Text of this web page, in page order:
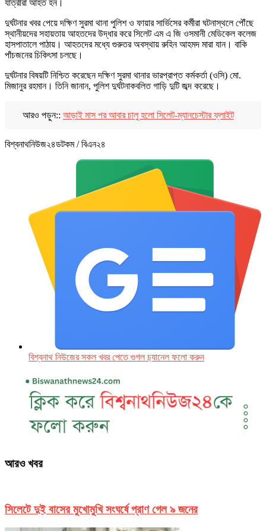
যাত্রীরা আহত হন।
দুর্ঘটনার খবর পেয়ে দক্ষিণ সুরমা থানা পুলিশ ও ফায়ার সার্ভিসের কর্মীরা ঘটনাস্থলে পৌঁছে
স্থানীয়দের সহায়তায় আহতদের উদ্ধার করে সিলেট এম এ জি ওসমানী মেডিকেল কলেজ
হাসপাতালে পাঠায়। আহতদের মধ্যে গুরুতর অবস্থায় রুহিন আহমদ মারা যান। বাকি
পাঁচজনের চিকিৎসা চলছে।
দুর্ঘটনার বিষয়টি নিশ্চিত করেছেন দক্ষিণ সুরমা থানার ভারপ্রাপ্ত কর্মকর্তা (ওসি) মো.
মিজানুর রহমান। তিনি জানান, পুলিশ দুর্ঘটনাকবলিত গাড়ি দুটি জব্দ করেছে।
আরও পড়ুন:: আড়াই মাস পর আবার চালু হলো সিলেট-ম্যানচেস্টার ফ্লাইট
বিশ্বনাথনিউজ২৪ডটকম / বিএন২৪
বিশ্বনাথ নিউজের সকল খবর পেতে গুগল চ‌্যানেল ফলো করুন
আরও খবর
সিলেটে দুই বাসের মুখোমুখি সংঘর্ষে প্রাণ গেল ৯ জনের